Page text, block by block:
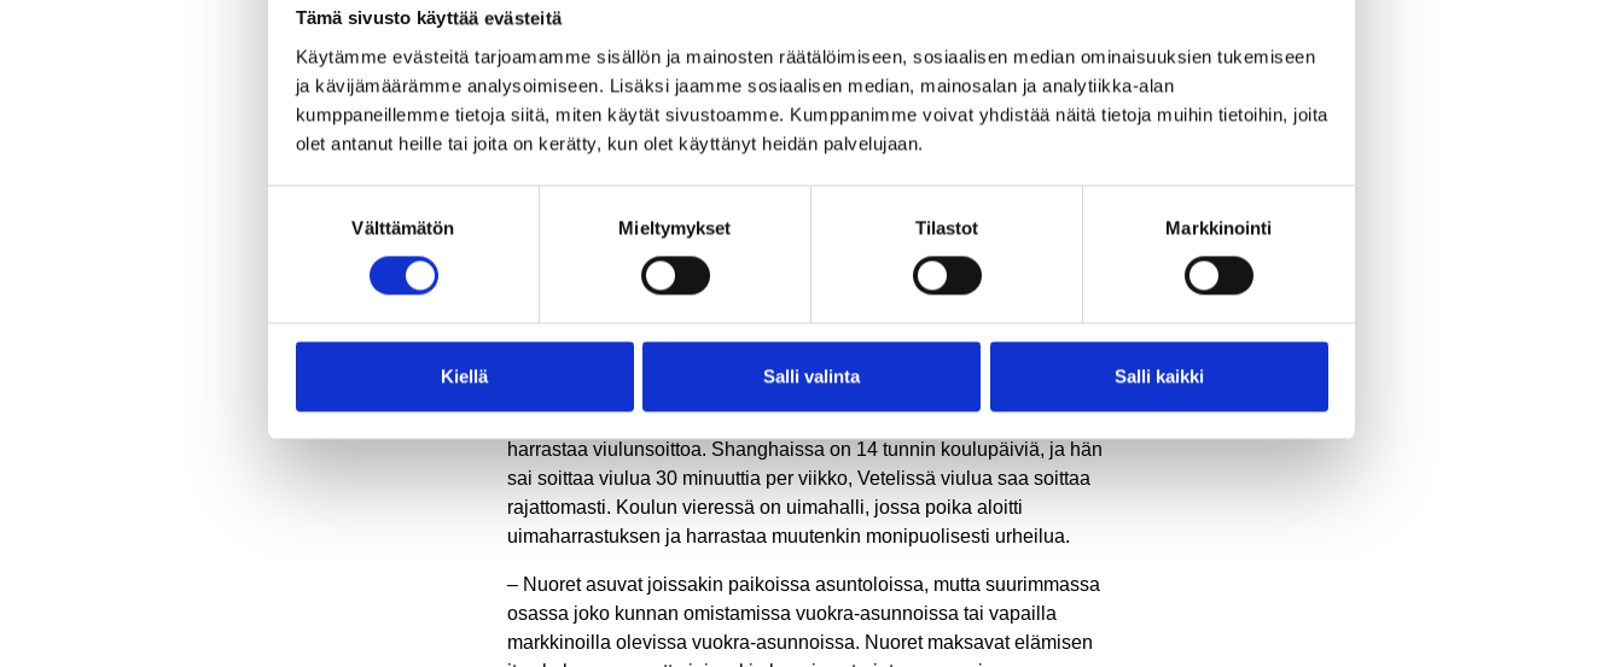
Tämä sivusto käyttää evästeitä
Käytämme evästeitä tarjoamamme sisällön ja mainosten räätälöimiseen, sosiaalisen median ominaisuuksien tukemiseen
ja kävijämäärämme analysoimiseen. Lisäksi jaamme sosiaalisen median, mainosalan ja analytiikka-alan
kumppaneillemme tietoja siitä, miten käytät sivustoamme. Kumppanimme voivat yhdistää näitä tietoja muihin tietoihin, joita
olet antanut heille tai joita on kerätty, kun olet käyttänyt heidän palvelujaan.
Välttämätön Mieltymykset Tilastot Markkinointi
Kiellä Salli valinta Salli kaikki
Kuusi Lapin kuntaa mukana
Lapissa Finest Future Oy:n yhteistyökumppaneita ovat Salla,
Savukoski, Kemijärvi, Pello, Posio ja Ylitornio. Myös ammatillista
koulutusta tarjoavan Redun kanssa tehdään yhteistyötä.
taloudelliset edellytykset pärjätä Suomessa. Tulijoiden on myös
osattava riittävästi suomea jo ennen Suomeen tuloa, sillä kaikki opetus
annetaan heille täällä suomeksi.
Vesterbackan mukaan nuoret ovat viihtyneet Suomessa todella hyvin.
harrastaa viulunsoittoa. Shanghaissa on 14 tunnin koulupäiviä, ja hän
sai soittaa viulua 30 minuuttia per viikko, Vetelissä viulua saa soittaa
rajattomasti. Koulun vieressä on uimahalli, jossa poika aloitti
uimaharrastuksen ja harrastaa muutenkin monipuolisesti urheilua.
– Nuoret asuvat joissakin paikoissa asuntoloissa, mutta suurimmassa
osassa joko kunnan omistamissa vuokra-asunnoissa tai vapailla
markkinoilla olevissa vuokra-asunnoissa. Nuoret maksavat elämisen